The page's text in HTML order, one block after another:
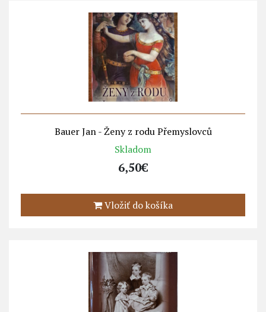
Bauer Jan - Ženy z rodu Přemyslovců
Skladom
6,50€
Vložiť do košíka